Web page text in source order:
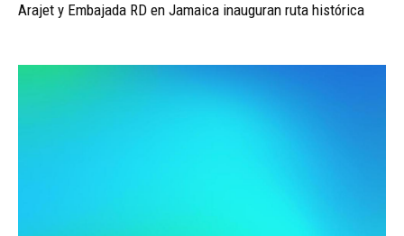
Arajet y Embajada RD en Jamaica inauguran ruta histórica